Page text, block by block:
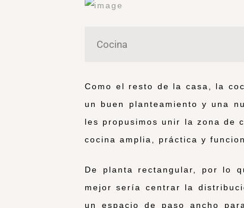
Cocina
Como el resto de la casa, la
un buen planteamiento y una
les propusimos unir la zona de
cocina amplia, práctica y
De planta rectangular, por lo
mejor sería centrar la
un espacio de paso ancho